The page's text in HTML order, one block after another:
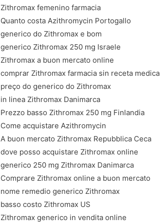
Zithromax femenino farmacia
Quanto costa Azithromycin Portogallo
generico do Zithromax e bom
generico Zithromax 250 mg Israele
Zithromax a buon mercato online
comprar Zithromax farmacia sin receta medica
preço do generico do Zithromax
in linea Zithromax Danimarca
Prezzo basso Zithromax 250 mg Finlandia
Come acquistare Azithromycin
A buon mercato Zithromax Repubblica Ceca
dove posso acquistare Zithromax online
generico 250 mg Zithromax Danimarca
Comprare Zithromax online a buon mercato
nome remedio generico Zithromax
basso costo Zithromax US
Zithromax generico in vendita online